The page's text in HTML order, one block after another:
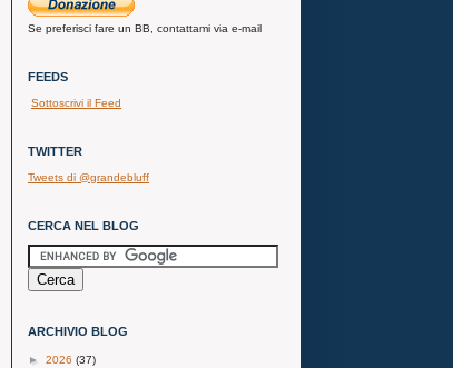
Se preferisci fare un BB, contattami via e-mail
FEEDS
Sottoscrivi il Feed
TWITTER
Tweets di @grandebluff
CERCA NEL BLOG
ARCHIVIO BLOG
► 2026 (37)